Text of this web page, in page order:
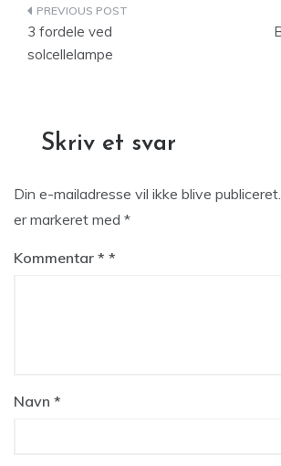
Indlægsnavigation
3 fordele ved
solcellelampe
Skriv et svar
Din e-mailadresse vil ikke blive publiceret.
er markeret med *
Kommentar *
Navn *